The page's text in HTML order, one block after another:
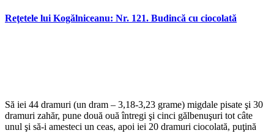
Reţetele lui Kogălniceanu: Nr. 121. Budincă cu ciocolată
Să iei 44 dramuri (un dram – 3,18-3,23 grame) migdale pisate şi 30
dramuri zahăr, pune două ouă întregi şi cinci gălbenuşuri tot câte
unul şi să-i amesteci un ceas, apoi iei 20 dramuri ciocolată, puţină